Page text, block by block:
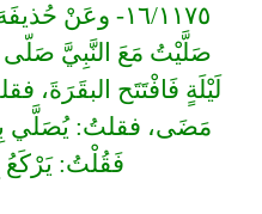
١٦/١١٧٥- وعَنْ
صَلَّيْتُ مَعَ النَّبِيَّ صَلّى
لَيْلَةٍ فَافْتَتَح البقَرَةَ،
مَضَى، فقلتُ: يُصَلَّي
فَقُلْتُ: يَرْكَعُ